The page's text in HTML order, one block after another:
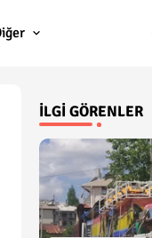
İLGI GÖRENLER